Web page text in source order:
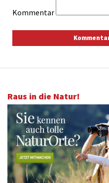
Kommentar
Raus in die Natur!